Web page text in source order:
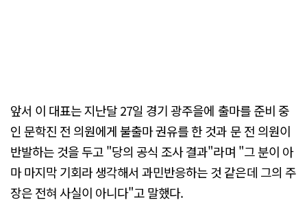
앞서 이 대표는 지난달 27일 경기 광주을에 출마를 준비 중
인 문학진 전 의원에게 불출마 권유를 한 것과 문 전 의원이
반발하는 것을 두고 "당의 공식 조사 결과"라며 "그 분이 아
마 마지막 기회라 생각해서 과민반응하는 것 같은데 그의 주
장은 전혀 사실이 아니다"고 말했다.